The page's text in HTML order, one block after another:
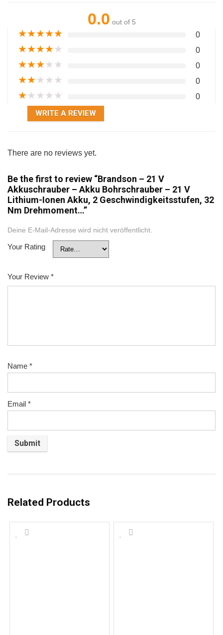
0.0 out of 5
★★★★★ 0
★★★★★ 0
★★★★★ 0
★★★★★ 0
★★★★★ 0
WRITE A REVIEW
There are no reviews yet.
Be the first to review “Brandson – 21 V
Akkuschrauber – Akku Bohrschrauber – 21 V
Lithium-Ionen Akku, 2 Geschwindigkeitsstufen, 32
Nm Drehmoment…”
Deine E-Mail-Adresse wird nicht veröffentlicht.
Your Rating
Your Review *
Name *
Email *
Related Products